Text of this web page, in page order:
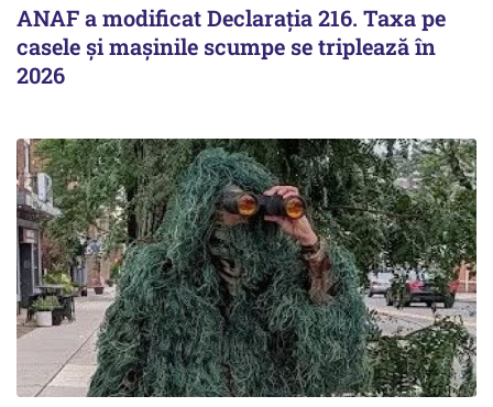
ANAF a modificat Declarația 216. Taxa pe
casele și mașinile scumpe se triplează în
2026